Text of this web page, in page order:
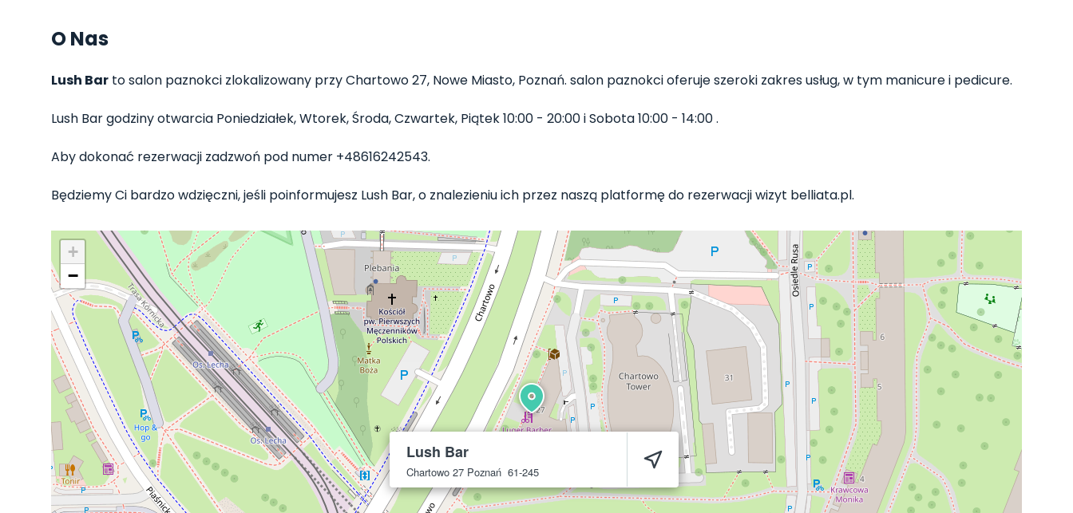
O Nas
Lush Bar to salon paznokci zlokalizowany przy Chartowo 27, Nowe Miasto, Poznań. salon paznokci oferuje szeroki zakres usług, w tym manicure i pedicure.
Lush Bar godziny otwarcia Poniedziałek, Wtorek, Środa, Czwartek, Piątek 10:00 - 20:00 i Sobota 10:00 - 14:00 .
Aby dokonać rezerwacji zadzwoń pod numer +48616242543.
Będziemy Ci bardzo wdzięczni, jeśli poinformujesz Lush Bar, o znalezieniu ich przez naszą platformę do rezerwacji wizyt belliata.pl.
Lush Bar
Chartowo 27 Poznań 61-245
+
−